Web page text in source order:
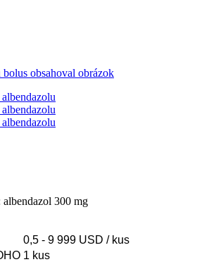
300 mg
0,5 - 9 999 USD / kus
1 kus